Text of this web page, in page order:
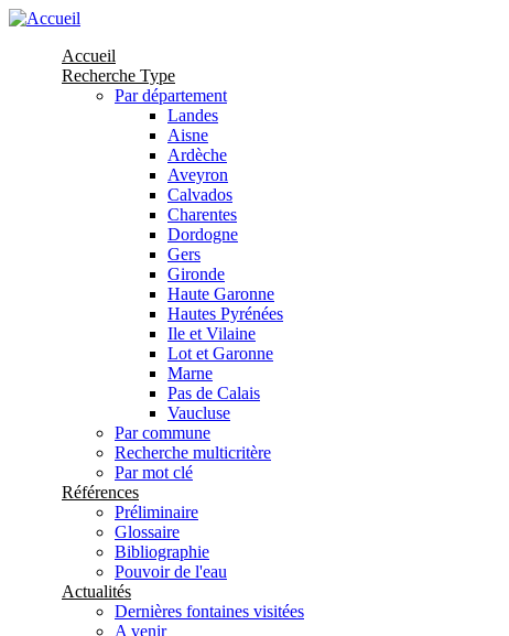
Aller au contenu principal
Accueil
Recherche Type
Par département
Landes
Aisne
Ardèche
Aveyron
Calvados
Charentes
Dordogne
Gers
Gironde
Haute Garonne
Hautes Pyrénées
Ile et Vilaine
Lot et Garonne
Marne
Pas de Calais
Vaucluse
Par commune
Recherche multicritère
Par mot clé
Références
Préliminaire
Glossaire
Bibliographie
Pouvoir de l'eau
Actualités
Dernières fontaines visitées
A venir